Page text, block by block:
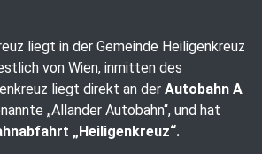
liegt in der Gemeinde Heiligenkreuz
von Wien, inmitten des
liegt direkt an der Autobahn A
„Allander Autobahn“, und hat
„Heiligenkreuz“.